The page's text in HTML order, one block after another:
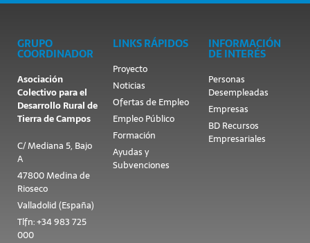
GRUPO
COORDINADOR
Asociación
Colectivo para el
Desarrollo Rural de
Tierra de Campos
C/ Mediana 5, Bajo
A
47800 Medina de
Rioseco
Valladolid (España)
Tlfn: +34 983 725
000
LINKS RÁPIDOS
Proyecto
Noticias
Ofertas de Empleo
Empleo Público
Formación
Ayudas y
Subvenciones
INFORMACIÓN
DE INTERÉS
Personas
Desempleadas
Empresas
BD Recursos
Empresariales